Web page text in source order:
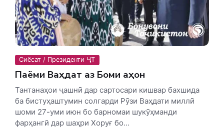
Сиёсат / Президенти ҶТ
Паёми Ваҳдат аз Боми Ҷаҳон
Тантанаҳои ҷашнӣ дар сартосари кишвар бахшида
ба бистуҳаштумин солгарди Рӯзи Ваҳдати миллӣ
шоми 27-уми июн бо барномаи шукӯҳманди
фарҳангӣ дар шаҳри Хоруғ бо...